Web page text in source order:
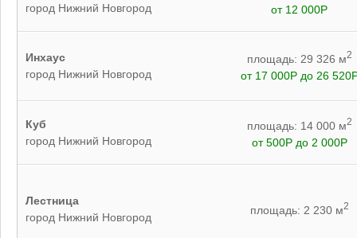
город Нижний Новгород
от 12 000Р
Инхаус
город Нижний Новгород
площадь: 29 326 м2
от 17 000Р до 26
Куб
город Нижний Новгород
площадь: 14 000 м2
от 500Р до 2 000Р
Лестница
город Нижний Новгород
площадь: 2 230 м2